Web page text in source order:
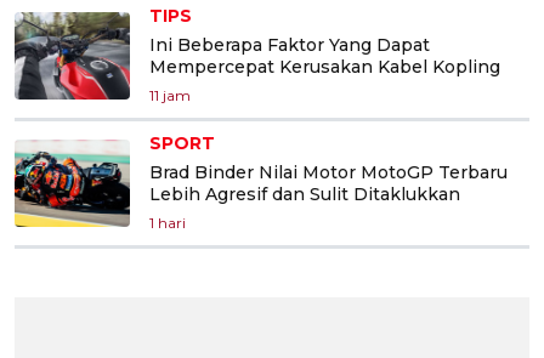
TIPS
Ini Beberapa Faktor Yang Dapat
Mempercepat Kerusakan Kabel Kopling
11 jam
SPORT
Brad Binder Nilai Motor MotoGP Terbaru
Lebih Agresif dan Sulit Ditaklukkan
1 hari